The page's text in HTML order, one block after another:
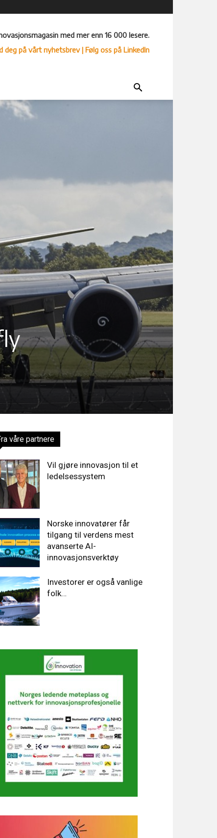
med mer enn 16 000 lesere.
deg på vårt nyhetsbrev| Følg oss på LinkedIn
våre partnere
Vil gjøre innovasjon til et
ledelsessystem
Norske innovatører får
tilgang til verdens mest
avanserte AI-
innovasjonsverktøy
Investorer er også vanlige
folk…